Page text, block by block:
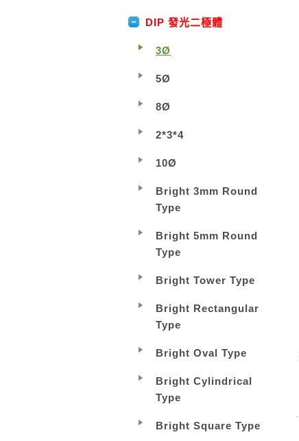
DIP 發光二極體
3Ø
5Ø
8Ø
2*3*4
10Ø
Bright 3mm Round
Type
Bright 5mm Round
Type
Bright Tower Type
Bright Rectangular​
Type
​​Bright Oval Type
Bright Cylindrical
Type
Bright Square Type